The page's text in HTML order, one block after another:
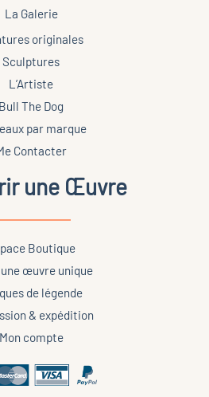
La Galerie
originales
Sculptures
L’Artiste
Bull The Dog
par marque
Contacter
une Œuvre
Boutique
œuvre unique
de légende
& expédition
Mon compte